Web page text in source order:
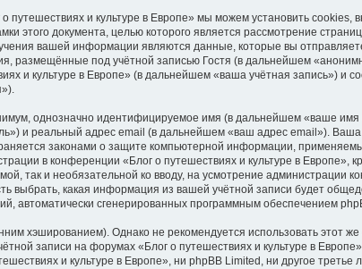
путешествиях и культуре в Европе» мы можем установить
этого документа, целью которого является рассмотрение
вашей информации являются данные, которые вы
размещённые под учётной записью Гостя (в дальнейшем
и культуре в Европе» (в дальнейшем «ваша учётная запись») и
однозначно идентифицируемое имя (в дальнейшем «ваше
и реальный адрес email (в дальнейшем «ваш адрес email»).
законами о защите компьютерной информации,
в конференции «Блог о путешествиях и культуре в Европе»,
так и необязательной ко вводу, на усмотрение администрации
выбрать, какая информация из вашей учётной записи будет
автоматически сгенерированных программным обеспечением
хэшированием). Однако не рекомендуется использовать этот же
записи на форумах «Блог о путешествиях и культуре в
и культуре в Европе», ни phpBB Limited, ни другое